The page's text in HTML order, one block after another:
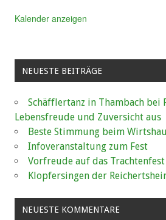
Kalender anzeigen
NEUESTE BEITRÄGE
Schäfflertanz in Thambach bei
Lebensfreude und Zuversicht aus
Beste Stimmung beim
Infoveranstaltung zum Fest
Vorfreude auf das
Klopfersingen der
NEUESTE KOMMENTARE